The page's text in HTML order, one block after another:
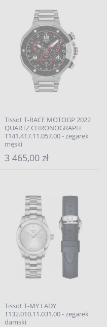
Tissot T-RACE MOTOGP 2022
QUARTZ CHRONOGRAPH
T141.417.11.057.00 - zegarek
męski
3 465,00 zł
Tissot T-MY LADY
T132.010.11.031.00 - zegarek
damski